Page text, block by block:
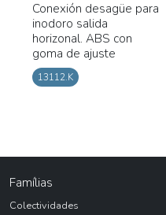
Conexión desagüe para
inodoro salida
horizonal. ABS con
goma de ajuste
13112.K
Famílias
Colectividades